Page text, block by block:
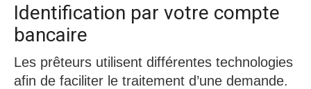
Identification par votre compte
bancaire
Les prêteurs utilisent différentes technologies
afin de faciliter le traitement d’une demande.